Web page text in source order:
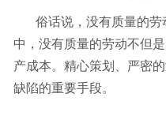
俗话说，没有质量的
中，没有质量的劳动不但
产成本。精心策划、严密
缺陷的重要手段。